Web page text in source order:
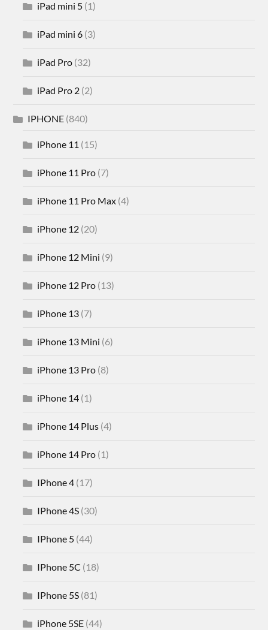
iPad mini 5 (1)
iPad mini 6 (3)
iPad Pro (32)
iPad Pro 2 (2)
IPHONE (840)
iPhone 11 (15)
iPhone 11 Pro (7)
iPhone 11 Pro Max (4)
iPhone 12 (20)
iPhone 12 Mini (9)
iPhone 12 Pro (13)
iPhone 13 (7)
iPhone 13 Mini (6)
iPhone 13 Pro (8)
iPhone 14 (1)
iPhone 14 Plus (4)
iPhone 14 Pro (1)
IPhone 4 (17)
IPhone 4S (30)
IPhone 5 (44)
IPhone 5C (18)
IPhone 5S (81)
iPhone 5SE (44)